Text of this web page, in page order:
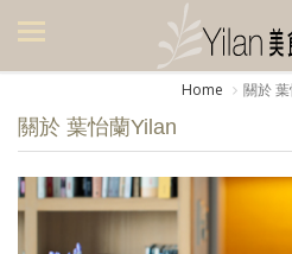
美食集
美飲集
旅遊集
Home 關於
關於 葉怡蘭Yilan